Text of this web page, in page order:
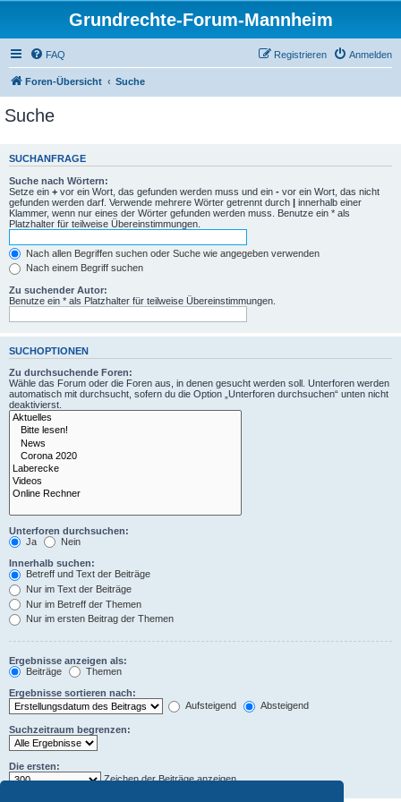
Grundrechte-Forum-Mannheim
FAQ Anmelden
Registrieren
Foren-Übersicht Suche
Suche
SUCHANFRAGE
Suche nach Wörtern:
Setze ein + vor ein Wort, das gefunden werden muss und ein - vor ein Wort, das nicht
gefunden werden darf. Verwende mehrere Wörter getrennt durch | innerhalb einer
Klammer, wenn nur eines der Wörter gefunden werden muss. Benutze ein * als
Platzhalter für teilweise Übereinstimmungen.
Nach allen Begriffen suchen oder Suche wie angegeben verwenden
Nach einem Begriff suchen
Zu suchender Autor:
Benutze ein * als Platzhalter für teilweise Übereinstimmungen.
SUCHOPTIONEN
Zu durchsuchende Foren:
Wähle das Forum oder die Foren aus, in denen gesucht werden soll. Unterforen werden
automatisch mit durchsucht, sofern du die Option „Unterforen durchsuchen“ unten nicht
deaktivierst.
Unterforen durchsuchen:
Ja
Nein
Innerhalb suchen:
Betreff und Text der Beiträge
Nur im Text der Beiträge
Nur im Betreff der Themen
Nur im ersten Beitrag der Themen
Ergebnisse anzeigen als:
Beiträge
Themen
Ergebnisse sortieren nach:
Aufsteigend
Absteigend
Suchzeitraum begrenzen:
Die ersten:
Zeichen der Beiträge anzeigen